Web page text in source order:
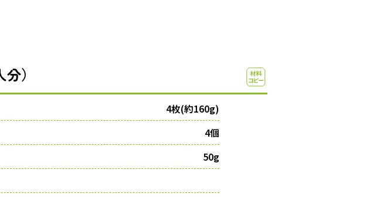
）
4枚(約160g)
4個
50g